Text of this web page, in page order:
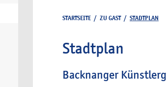
STARTSEITE / ZU GAST/ STADTPLAN
Stadtplan
Backnanger